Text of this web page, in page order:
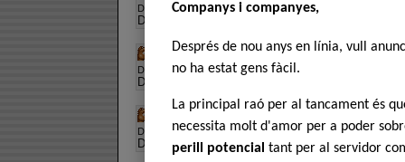
Descàrregues:558, Puntuació:
Descripció:
08.La fuga de segovia
Descàrregues: 427, Puntuació:
Descripció:
09.El cas huertas i la lluita per la
Descàrregues:561, Puntuació:
Descripció:Dvdrip català
Companys i companyes,
Després de nou anys en línia, vull
no ha estat gens fàcil.
La principal raó per al tancament és
necessita molt d'amor per a poder
perill potencial tant per al servidor